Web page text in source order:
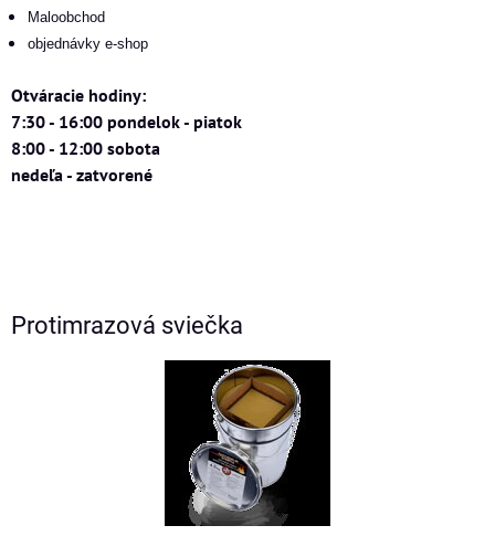
Maloobchod
objednávky e-shop
Otváracie hodiny:
7:30 - 16:00 pondelok - piatok
8:00 - 12:00 sobota
nedeľa - zatvorené
Protimrazová sviečka